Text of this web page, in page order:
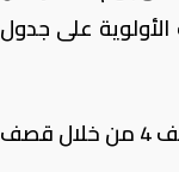
على جدول
من جانبها، اتهمت المعارضة المسلحة بمدينة حمص النظام بمحاولته إفشال مفاوضات جنيف 4 من خلال قصف